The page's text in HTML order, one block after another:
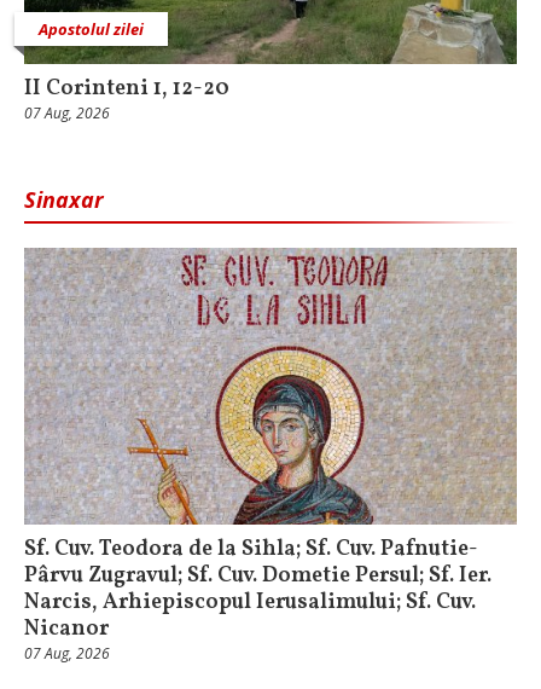
Apostolul zilei
II Corinteni 1, 12-20
07 Aug, 2026
Sinaxar
Sf. Cuv. Teodora de la Sihla; Sf. Cuv. Pafnutie-
Pârvu Zugravul; Sf. Cuv. Dometie Persul; Sf. Ier.
Narcis, Arhiepiscopul Ierusalimului; Sf. Cuv.
Nicanor
07 Aug, 2026